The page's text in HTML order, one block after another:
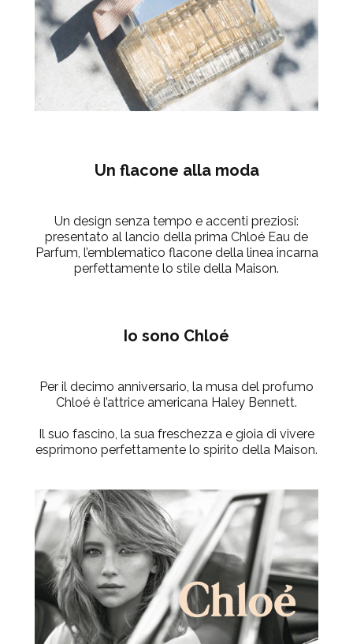
Un flacone alla moda
Un design senza tempo e accenti preziosi:
presentato al lancio della prima Chloé Eau de
Parfum, l’emblematico flacone della linea incarna
perfettamente lo stile della Maison.
Io sono Chloé
Per il decimo anniversario, la musa del profumo
Chloé è l’attrice americana Haley Bennett.
Il suo fascino, la sua freschezza e gioia di vivere
esprimono perfettamente lo spirito della Maison.